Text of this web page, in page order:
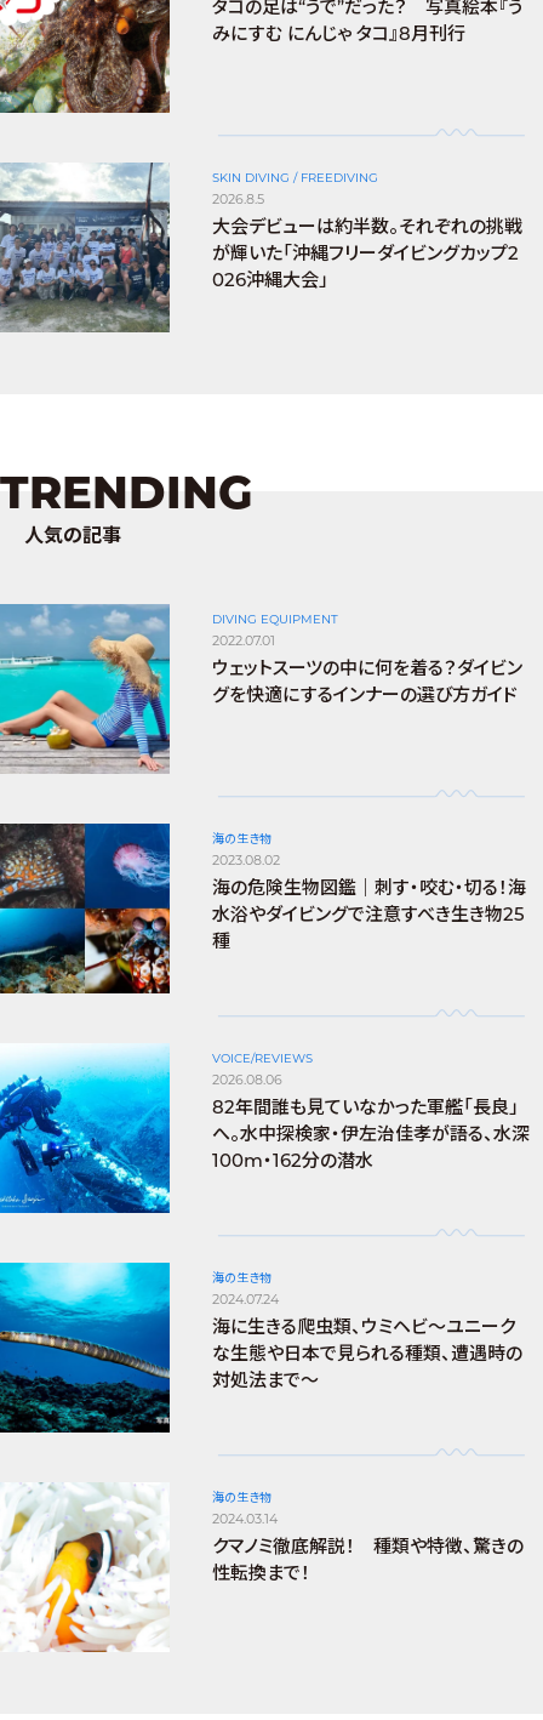
タコの足は“うで”だった？ 写真絵本『う
みにすむ にんじゃ タコ』8月刊行
SKIN DIVING / FREEDIVING
2026.8.5
大会デビューは約半数。それぞれの挑戦
が輝いた「沖縄フリーダイビングカップ2
026沖縄大会」
TRENDING
人気の記事
DIVING EQUIPMENT
2022.07.01
ウェットスーツの中に何を着る？ダイビン
グを快適にするインナーの選び方ガイド
海の生き物
2023.08.02
海の危険生物図鑑｜刺す・咬む・切る！海
水浴やダイビングで注意すべき生き物25
種
VOICE/REVIEWS
2026.08.06
82年間誰も見ていなかった軍艦「長良」
へ。水中探検家・伊左治佳孝が語る、水深
100m・162分の潜水
海の生き物
2024.07.24
海に生きる爬虫類、ウミヘビ～ユニーク
な生態や日本で見られる種類、遭遇時の
対処法まで～
海の生き物
2024.03.14
クマノミ徹底解説！ 種類や特徴、驚きの
性転換まで！